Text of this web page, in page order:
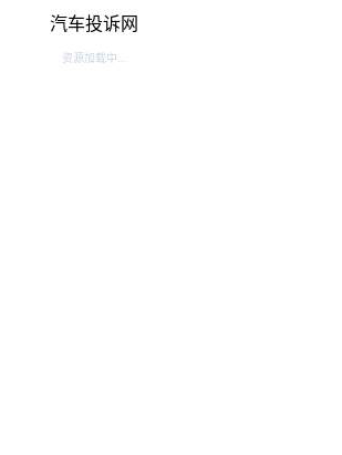
汽车投诉网
资源加载中...